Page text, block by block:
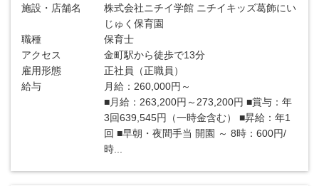
施設・店舗名
株式会社ニチイ学館 ニチイキッズ葛飾にい
じゅく保育園
職種
保育士
アクセス
金町駅から徒歩で13分
雇用形態
正社員（正職員）
給与
月給：260,000円～
■月給：263,200円～273,200円 ■賞与：年
3回639,545円（一時金含む） ■昇給：年1
回 ■早朝・夜間手当 開園 ～ 8時：600円/
時...